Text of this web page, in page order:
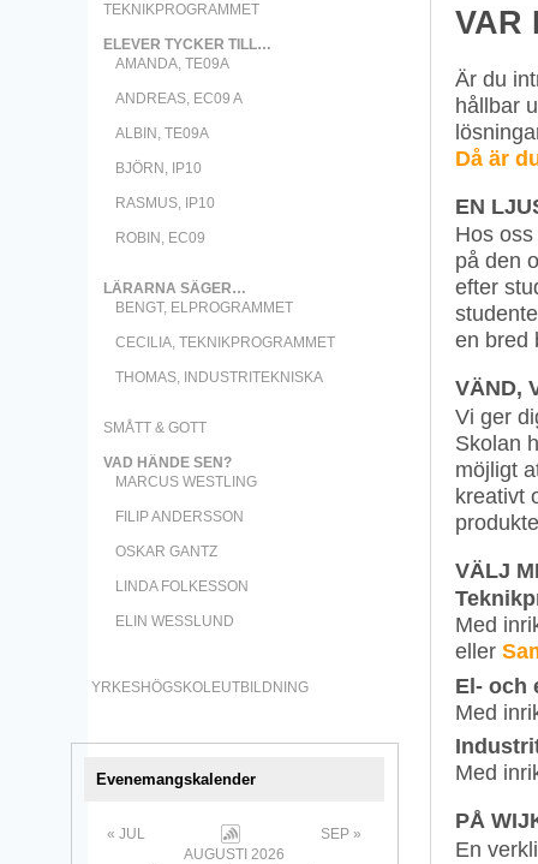
VAR
Är du
hållbar
Då är
EN
Hos
på den
efter
en bred
VÄND,
Vi ger
Skolan
möjligt
kreativt
VÄLJ
Med
eller
El- och
Med
Med
PÅ
En
TEKNIKPROGRAMMET
ELEVER TYCKER TILL…
AMANDA, TE09A
ANDREAS, EC09 A
ALBIN, TE09A
BJÖRN, IP10
RASMUS, IP10
ROBIN, EC09
LÄRARNA SÄGER…
BENGT, ELPROGRAMMET
CECILIA, TEKNIKPROGRAMMET
THOMAS, INDUSTRITEKNISKA
SMÅTT & GOTT
VAD HÄNDE SEN?
MARCUS WESTLING
FILIP ANDERSSON
OSKAR GANTZ
LINDA FOLKESSON
ELIN WESSLUND
YRKESHÖGSKOLEUTBILDNING
Evenemangskalender
« JUL
SEP »
AUGUSTI 2026